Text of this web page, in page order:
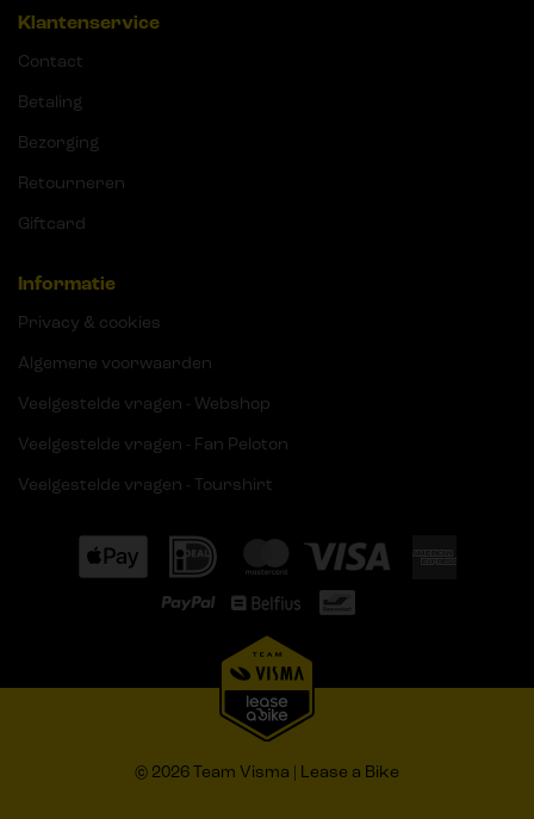
Klantenservice
Contact
Betaling
Bezorging
Retourneren
Giftcard
Informatie
Privacy & cookies
Algemene voorwaarden
Veelgestelde vragen - Webshop
Veelgestelde vragen - Fan Peloton
Veelgestelde vragen - Tourshirt
© 2026 Team Visma | Lease a Bike